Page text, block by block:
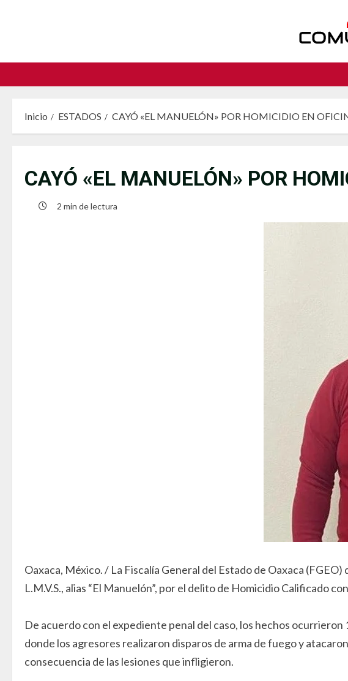
Inicio ESTADOS CAYÓ «EL MANUELÓN» POR HOMICIDIO EN
CAYÓ «EL MANUELÓN» POR
2 min de lectura
Oaxaca, México. / La Fiscalía General del Estado de Oaxaca
L.M.V.S., alias “El Manuelón”, por el delito de Homicidio Calificado
De acuerdo con el expediente penal del caso, los hechos
donde los agresores realizaron disparos de arma de fuego y
consecuencia de las lesiones que infligieron.